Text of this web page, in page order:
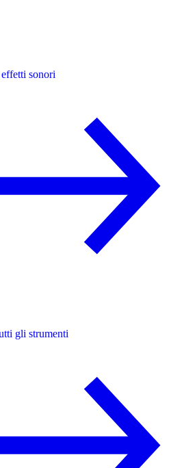
sonori
gli strumenti